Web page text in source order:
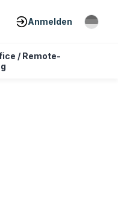
Anmelden
/ Remote-